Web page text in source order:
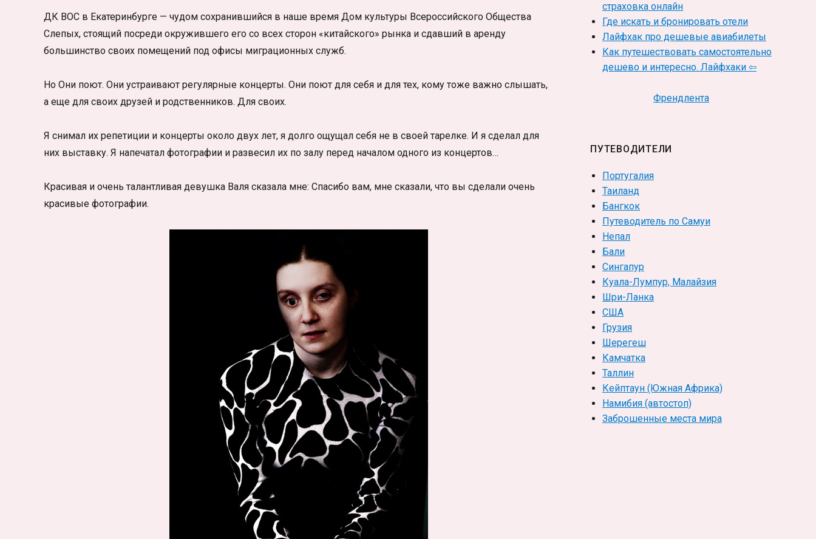
ДК ВОС в Екатеринбурге — чудом сохранившийся в наше время Дом культуры Всероссийского Общества
Слепых, стоящий посреди окружившего его со всех сторон «китайского» рынка и сдавший в аренду
большинство своих помещений под офисы миграционных служб.
Но Они поют. Они устраивают регулярные концерты. Они поют для себя и для тех, кому тоже важно слышать,
а еще для своих друзей и родственников. Для своих.
Я снимал их репетиции и концерты около двух лет, я долго ощущал себя не в своей тарелке. И я сделал для
них выставку. Я напечатал фотографии и развесил их по залу перед началом одного из концертов…
Красивая и очень талантливая девушка Валя сказала мне: Спасибо вам, мне сказали, что вы сделали очень
красивые фотографии.
страховка онлайн
Где искать и бронировать отели
Лайфхак про дешевые авиабилеты
Как путешествовать самостоятельно
дешево и интересно. Лайфхаки ⇦
Френдлента
ПУТЕВОДИТЕЛИ
Португалия
Таиланд
Бангкок
Путеводитель по Самуи
Непал
Бали
Сингапур
Куала-Лумпур, Малайзия
Шри-Ланка
США
Грузия
Шерегеш
Камчатка
Таллин
Кейптаун (Южная Африка)
Намибия (автостоп)
Заброшенные места мира